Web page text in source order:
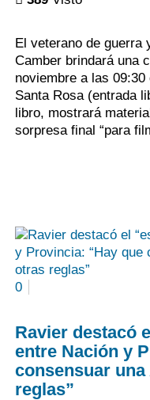
El veterano de guerra
Camber brindará una
noviembre a las
Santa Rosa (entrada
libro, mostrará
sorpresa final “para
0
Ravier destacó
entre Nación y
consensuar
reglas”